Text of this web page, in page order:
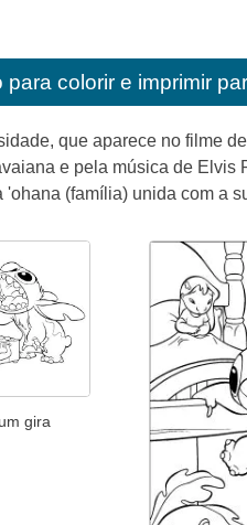
para colorir e imprimir
que aparece no filme
e pela música de Elvis
(família) unida com a
gira